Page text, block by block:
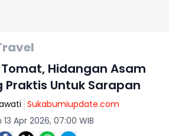
Tomat, Hidangan Asam
Praktis Untuk Sarapan
Sukabumiupdate.com
13 Apr 2026, 07:00 WIB